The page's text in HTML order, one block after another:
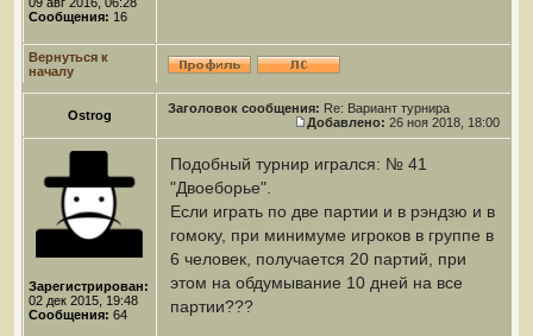
Сообщения: 16
Вернуться к
началу
Ostrog Заголовок сообщения: Re: Вариант турнира
Добавлено: 26 ноя 2018, 18:00
Зарегистрирован:
02 дек 2015, 19:48
Сообщения: 64
Подобный турнир игрался: № 41
"Двоеборье".
Если играть по две партии и в рэндзю и в
гомоку, при минимуме игроков в группе в
6 человек, получается 20 партий, при
этом на обдумывание 10 дней на все
партии???